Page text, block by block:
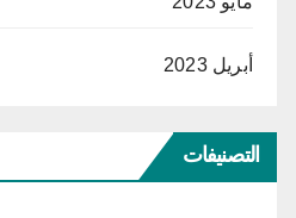
أبريل 2023
التصنيفات